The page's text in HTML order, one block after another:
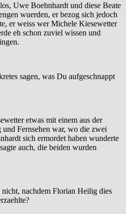
Uwe Boehnhardt und diese Beate
wuerden, er bezog sich jedoch
er weiss wer Michele Kiesewetter
eh schon zuviel wissen und
sagen, was Du aufgeschnappt
etwas mit einem aus der
Fernsehen war, wo die zwei
sich ermordet haben wunderte
auch, die beiden wurden
nachdem Florian Heilig dies